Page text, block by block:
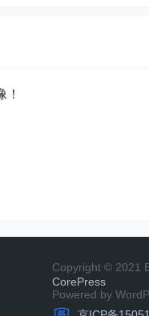
Copyright © 2021
CorePress
Powered by